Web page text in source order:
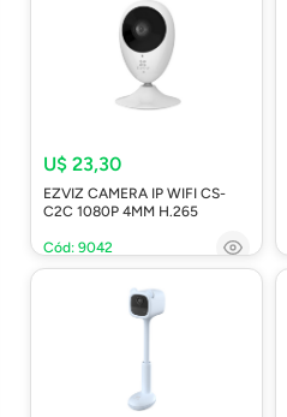
U$ 23,30
EZVIZ CAMERA IP WIFI CS-
C2C 1080P 4MM H.265
Cód: 9042